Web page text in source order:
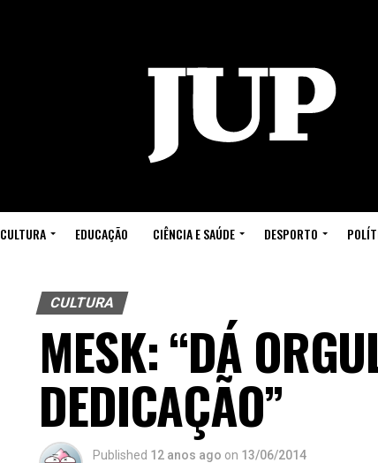
CULTURA EDUCAÇÃO CIÊNCIA E SAÚDE DESPORTO
CULTURA
MESK: “DÁ
DEDICAÇÃO”
Published 12 anos ago on 13/06/2014